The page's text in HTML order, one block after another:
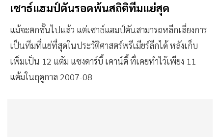
เซาธ์แฮมป์ตันรอดพ้นสถิติทีมแย่สุด
แม้จะตกชั้นไปแล้ว แต่เซาธ์แฮมป์ตันสามารถหลีกเลี่ยงการ
เป็นทีมที่แย่ที่สุดในประวัติศาสตร์พรีเมียร์ลีกได้ หลังเก็บ
เพิ่มเป็น 12 แต้ม แซงดาร์บี้ เคาน์ตี้ ที่เคยทำไว้เพียง 11
แต้มในฤดูกาล 2007-08